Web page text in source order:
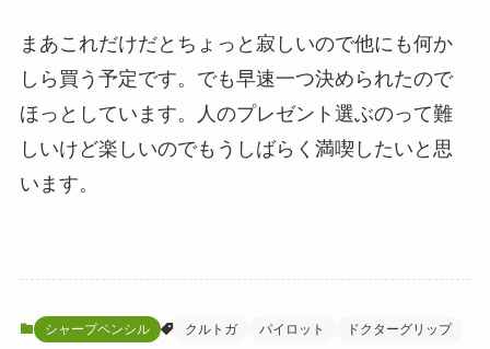
まあこれだけだとちょっと寂しいので他にも何か
しら買う予定です。でも早速一つ決められたので
ほっとしています。人のプレゼント選ぶのって難
しいけど楽しいのでもうしばらく満喫したいと思
います。
シャープペンシル クルトガ パイロット ドクターグリップ